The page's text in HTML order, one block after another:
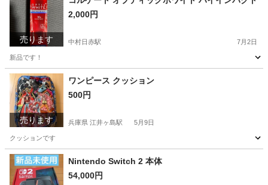
売ります
2,000円
中村日赤駅 7月2日
新品です！
愛知 名古屋市 中村日赤駅
売ります
ワンピース クッション
500円
兵庫県 江井ヶ島駅 5月9日
クッションです
兵庫 明石市 おもちゃ
Nintendo Switch 2 本体
54,000円